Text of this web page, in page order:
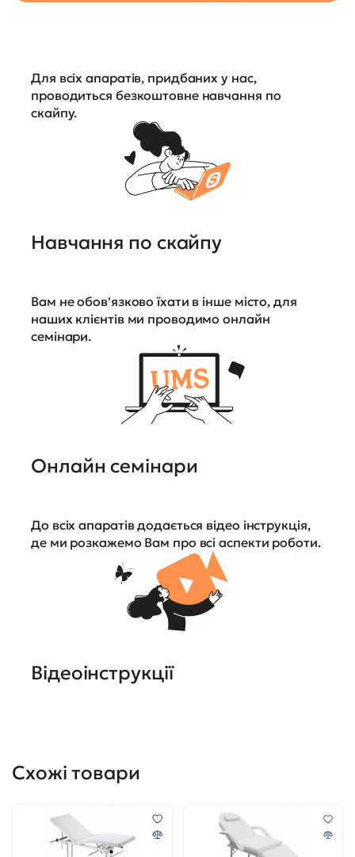
Для всіх апаратів, придбаних у нас,
проводиться безкоштовне навчання по
скайпу.
Навчання по скайпу
Вам не обов'язково їхати в інше місто, для
наших клієнтів ми проводимо онлайн
семінари.
Онлайн семінари
До всіх апаратів додається відео інструкція,
де ми розкажемо Вам про всі аспекти роботи.
Відеоінструкції
Схожі товари